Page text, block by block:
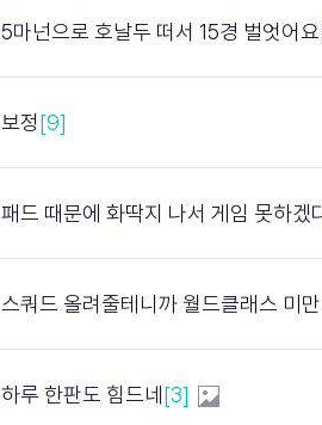
5마넌으로 호날두 떠서 15경 벌엇어요
보정[9]
패드 때문에 화딱지 나서 게임 못하겠
스쿼드 올려줄테니까 월드클래스 미만 댓글 달면 죽는
하루 한판도 힘드네 [3]